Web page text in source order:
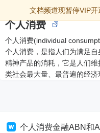
文档频道现暂停VIP
个人消费
个人消费(individual
个人消费，是指人们为满足
精神产品的消耗，它是人们
类社会最大量、最普遍的经济
个人消费金融ABN和